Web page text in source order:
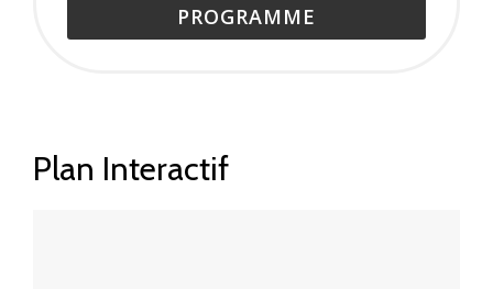
PROGRAMME
Plan Interactif